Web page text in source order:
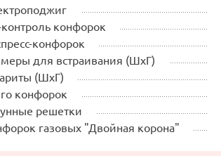
контроль конфорок
конфорок
для встраивания (ШхГ)
(ШхГ)
конфорок
решетки
газовых "Двойная корона"